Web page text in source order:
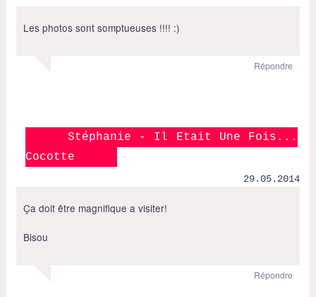
Les photos sont somptueuses !!!! :)
Répondre
Stéphanie - Il Etait Une Fois...
Cocotte
29.05.2014
Ça doit être magnifique a visiter!
Bisou
Répondre